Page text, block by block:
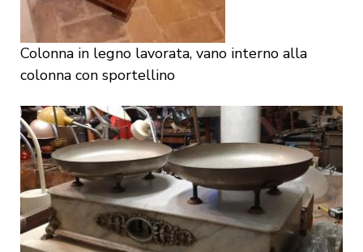
Colonna in legno lavorata, vano interno alla
colonna con sportellino